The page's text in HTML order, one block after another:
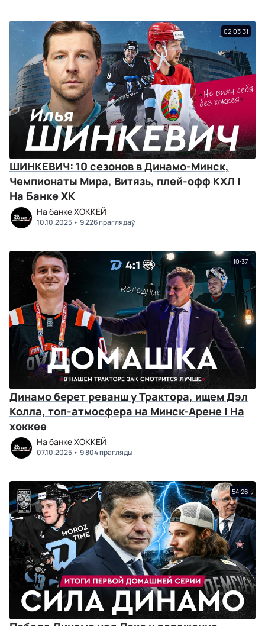
02:03:31
ШИНКЕВИЧ: 10 сезонов в Динамо-Минск,
Чемпионаты Мира, Витязь, плей-офф КХЛ |
На Банке ХК
На банке ХОККЕЙ
10.10.2025 9 226 праглядаў
10:37
Динамо берет реванш у Трактора, ищем Дэл
Колла, топ-атмосфера на Минск-Арене | На
хоккее
На банке ХОККЕЙ
07.10.2025 9 804 прагляды
54:26